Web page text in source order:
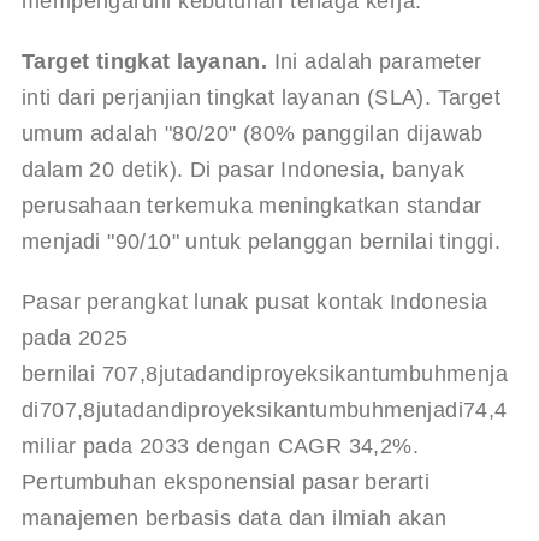
Target tingkat layanan. Ini adalah parameter
inti dari perjanjian tingkat layanan (SLA). Target
umum adalah "80/20" (80% panggilan dijawab
dalam 20 detik). Di pasar Indonesia, banyak
perusahaan terkemuka meningkatkan standar
menjadi "90/10" untuk pelanggan bernilai tinggi.
Pasar perangkat lunak pusat kontak Indonesia
pada 2025
bernilai 707,8jutadandiproyeksikantumbuhmenja
di707,8jutadandiproyeksikantumbu hmenjad i74,4
miliar pada 2033 dengan CAGR 34,2%.
Pertumbuhan eksponensial pasar berarti
manajemen berbasis data dan ilmiah akan